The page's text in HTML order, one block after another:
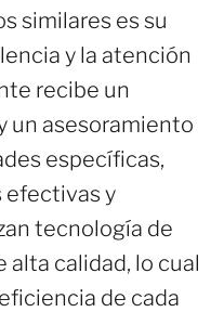
similares es su
y la atención
recibe un
un asesoramiento
específicas,
efectivas y
tecnología de
calidad, lo cual
de cada